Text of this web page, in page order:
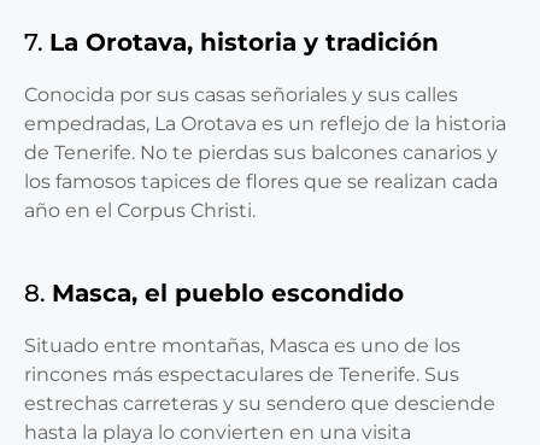
7. La Orotava, historia y tradición
Conocida por sus casas señoriales y sus calles
empedradas, La Orotava es un reflejo de la historia
de Tenerife. No te pierdas sus balcones canarios y
los famosos tapices de flores que se realizan cada
año en el Corpus Christi.
8. Masca, el pueblo escondido
Situado entre montañas, Masca es uno de los
rincones más espectaculares de Tenerife. Sus
estrechas carreteras y su sendero que desciende
hasta la playa lo convierten en una visita